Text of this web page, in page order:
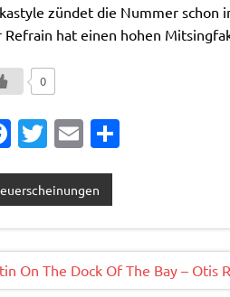
zündet die Nummer schon
Refrain hat einen hohen
0
Fa
e
b
o
o
T
it
te
r
E
ai
l
T
n
On The Dock Of The Bay – Otis